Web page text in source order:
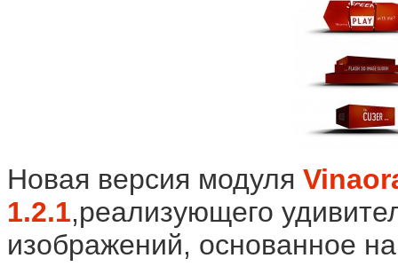
Новая версия модуля
1.2.1,реализующего
изображений, основанное